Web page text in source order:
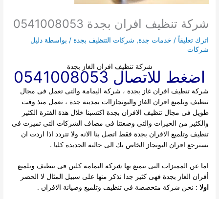
شركة تنظيف افران بجدة 0541008053
اترك تعليقاً / خدمات جدة, شركات التنظيف بجدة / بواسطة دليل
شركات
شركة تنظيف افران الغاز بجدة
اضغط للاتصال 0541008053
شركة تنظيف افران غاز بجدة ، شركة اليمامة والتى تعمل فى مجال
تنظيف وتلميع افران الغاز والبوتجازاات بمدينة جدة ، نعمل منذ وقت
طويل فى مجال تنظيف الافران بجدة اكتسبنا خلال هذة الفترة الكثير
والكثير من الخيرات والتى وضعتنا فى مصاف الشركات التى تميزت فى
تنظيف وتلميع الافران بجدة فقط اتصل بنا الانه ولا تتردد اذا اردت ان
تسترجع افران البوتجاز الخاص بك الى حالتة الجديدة كليا .
اما عن المميزات التى تتمتع بها شركة اليمامة كلين فى تنظيف وتلميع
أفران الغاز بجدة فهى كثير جدا نذكر منها على سبيل المثال لا الحصر
اولا : نحن شركة متخصصة فى تنظيف وتلميع وصيانة الافران .